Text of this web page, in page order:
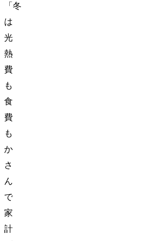
「冬
は
光
熱
費
も
食
費
も
か
さ
ん
で
家
計